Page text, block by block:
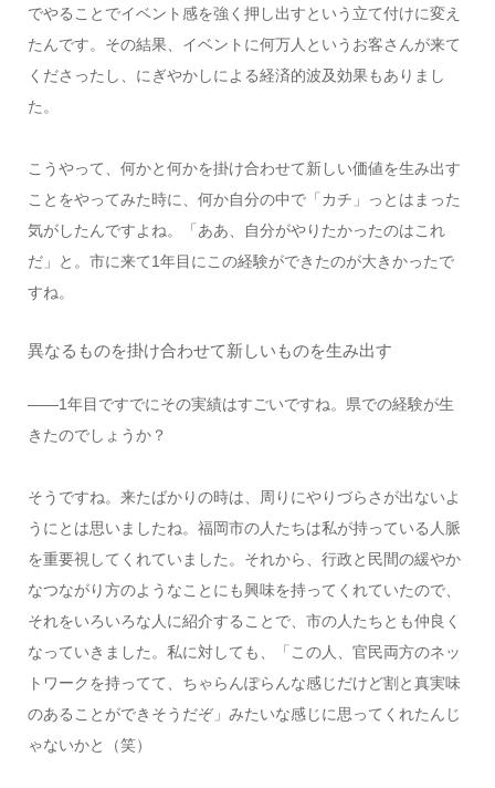
でやることでイベント感を強く押し出すという立て付けに変え
たんです。その結果、イベントに何万人というお客さんが来て
くださったし、にぎやかしによる経済的波及効果もありまし
た。
こうやって、何かと何かを掛け合わせて新しい価値を生み出す
ことをやってみた時に、何か自分の中で「カチ」っとはまった
気がしたんですよね。「ああ、自分がやりたかったのはこれ
だ」と。市に来て1年目にこの経験ができたのが大きかったで
すね。
異なるものを掛け合わせて新しいものを生み出す
――1年目ですでにその実績はすごいですね。県での経験が生
きたのでしょうか？
そうですね。来たばかりの時は、周りにやりづらさが出ないよ
うにとは思いましたね。福岡市の人たちは私が持っている人脈
を重要視してくれていました。それから、行政と民間の緩やか
なつながり方のようなことにも興味を持ってくれていたので、
それをいろいろな人に紹介することで、市の人たちとも仲良く
なっていきました。私に対しても、「この人、官民両方のネッ
トワークを持ってて、ちゃらんぽらんな感じだけど割と真実味
のあることができそうだぞ」みたいな感じに思ってくれたんじ
ゃないかと（笑）